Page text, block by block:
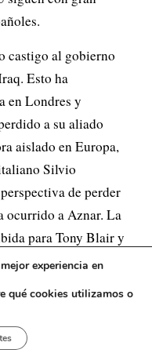
castigo al gobierno
Esto ha
en Londres y
a su aliado
aislado en Europa,
Silvio
de perder
ocurrido a Aznar. La
para Tony Blair y
razones para estar
a la
de la opinión
experiencia en
qué cookies utilizamos o